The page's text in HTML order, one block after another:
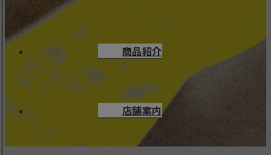
商品紹介
店舗案内